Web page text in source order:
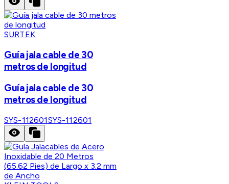
SURTEK
Guía jala cable de 30
metros de longitud
Guía jala cable de 30
metros de longitud
SYS-112601SYS-112601